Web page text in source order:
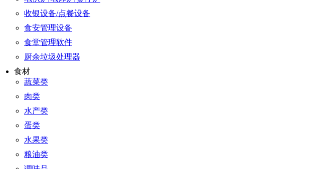
收银设备/点餐设备
食安管理设备
食堂管理软件
厨余垃圾处理器
食材
蔬菜类
肉类
水产类
蛋类
水果类
粮油类